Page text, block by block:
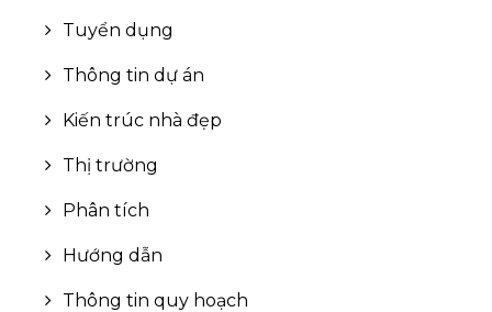
Tuyển dụng
Thông tin dự án
Kiến trúc nhà đẹp
Thị trường
Phân tích
Hướng dẫn
Thông tin quy hoạch